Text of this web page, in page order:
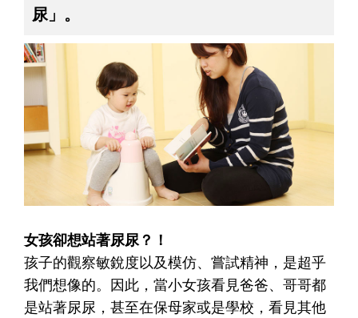
尿」。
女孩卻想站著尿尿？！
孩子的觀察敏銳度以及模仿、嘗試精神，是超乎
我們想像的。因此，當小女孩看見爸爸、哥哥都
是站著尿尿，甚至在保母家或是學校，看見其他